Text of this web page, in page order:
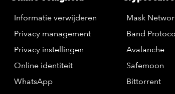
Informatie verwijderen
Privacy management
Privacy instellingen
Online identiteit
WhatsApp
Mask
Band
Avalanche
Safemoon
Bittorrent